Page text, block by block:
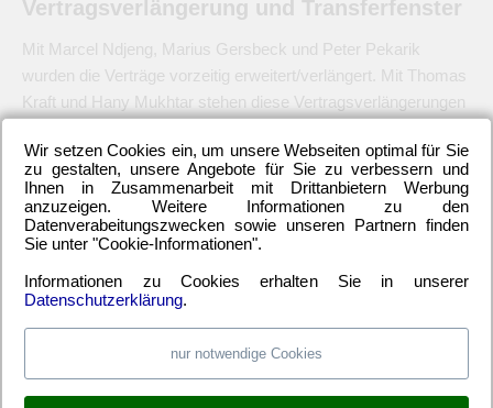
Vertragsverlängerung und Transferfenster
Mit Marcel Ndjeng, Marius Gersbeck und Peter Pekarik
wurden die Verträge vorzeitig erweitert/verlängert. Mit Thomas
Kraft und Hany Mukhtar stehen diese Vertragsverlängerungen
noch geöffnet. Deshalb könnte es durchaus sein, dass Hertha
BSC noch einen hochkarätigen Stürmer verpflichtet. Und sich
weiter um den starken Norweger Per Skjelbred bemüht,
dessen Leihe vom Hamburger SV im Sommer leider
–
Wir setzen Cookies ein, um unsere Webseiten optimal für Sie
zu gestalten, unsere Angebote für Sie zu verbessern und
Ihnen in Zusammenarbeit mit Drittanbietern Werbung
anzuzeigen. Weitere Informationen zu den
Datenverabeitungszwecken sowie unseren Partnern finden
Sie unter "Cookie-Informationen".
Informationen zu Cookies erhalten Sie in unserer
Datenschutzerklärung.
nur notwendige Cookies